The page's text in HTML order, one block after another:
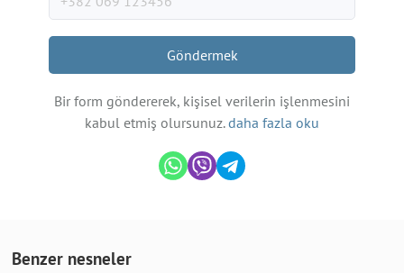
Göndermek
Bir form göndererek, kişisel verilerin işlenmesini
kabul etmiş olursunuz.daha fazla oku
Benzer nesneler